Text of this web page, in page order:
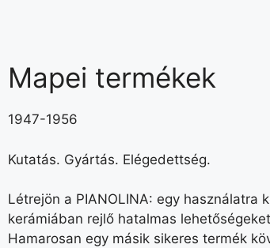
Mapei termékek
1947-1956
Kutatás. Gyártás. Elégedettség.
Létrejön a PIANOLINA: egy használatra
kerámiában rejlő hatalmas
Hamarosan egy másik sikeres termék